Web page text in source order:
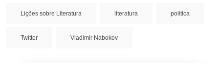
Lições sobre Literatura literatura política
Twitter Vladimir Nabokov